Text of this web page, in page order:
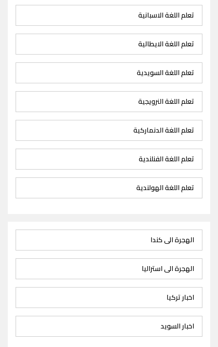
تعلم اللغة الاسبانية
تعلم اللغة الايطالية
تعلم اللغة السويدية
تعلم اللغة النرويجية
تعلم اللغة الدنماركية
تعلم اللغة الفنلندية
تعلم اللغة الهولندية
الهجرة الى كندا
الهجرة الى استراليا
اخبار تركيا
اخبار السويد